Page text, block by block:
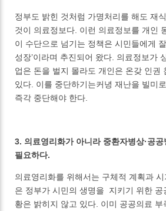
정부도 밝힌 것처럼 가명처리를 해도 재
것이 의료정보다. 이런 의료정보를 개인
이 수단으로 넘기는 정책은 시민들에게
성장’이라며 추진되어 왔다. 의료정보가
업은 돈을 벌지 몰라도 개인은 온갖 인권
있다. 이를 중단하기는커녕 재난을 빌미
즉각 중단해야 한다.
3. 의료영리화가 아니라 중환자병상·공공
필요하다.
의료영리화를 위해서는 구체적 계획과
은 정부가 시민의 생명을 지키기 위한 공
황은 밝히지 않고 있다. 이미 공공의료 부